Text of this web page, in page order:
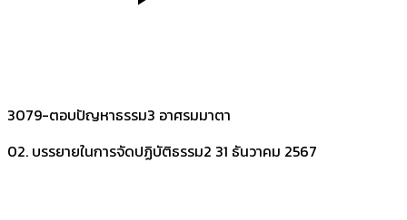
3079-ตอบปัญหาธรรม3 อาศรมมาตา
02. บรรยายในการจัดปฏิบัติธรรม2 31 ธันวาคม 2567